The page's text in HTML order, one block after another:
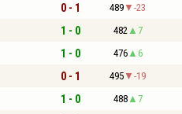
0 - 1 489 -23
1 - 0 482 7
1 - 0 476 6
0 - 1 495 -19
1 - 0 488 7